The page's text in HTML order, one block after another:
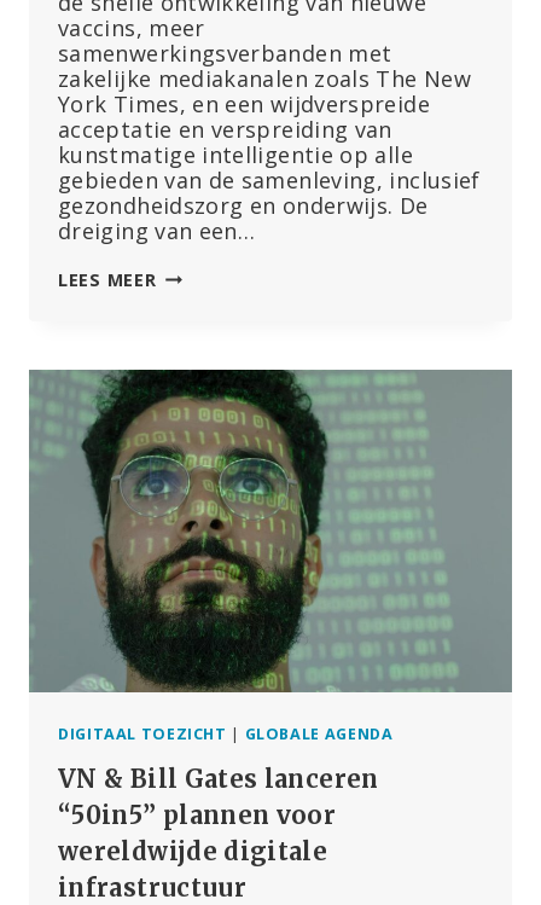
vaccins, meer
samenwerkingsverbanden met
zakelijke mediakanalen zoals The New
York Times, en een wijdverspreide
acceptatie en verspreiding van
kunstmatige intelligentie op alle
gebieden van de samenleving, inclusief
gezondheidszorg en onderwijs. De
dreiging van een…
LEES MEER WEF-
KUNNEN
DE
NIET-
GEVACCINEERDEN
OPSPOREN,
AI
KAN
DE
ONTWIKKELING
VAN
NIEUWE
VACCINS
VERSNELLEN
DIGITAAL TOEZICHT | GLOBALE AGENDA
VN & Bill Gates lanceren
“50in5” plannen voor
wereldwijde digitale
infrastructuur